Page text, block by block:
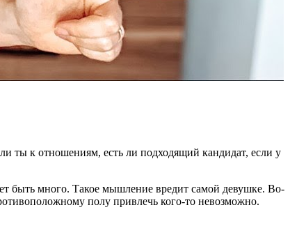
ты к отношениям, есть ли подходящий кандидат, если у
быть много. Такое мышление вредит самой девушке. Во-
полу привлечь кого-то невозможно.